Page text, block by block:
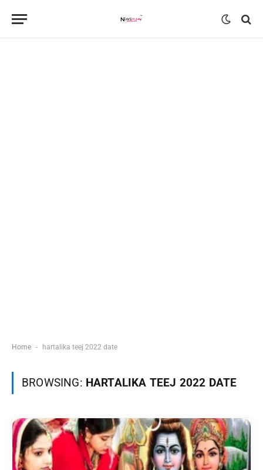
Home - hartalika teej 2022 date
BROWSING: HARTALIKA TEEJ 2022 DATE